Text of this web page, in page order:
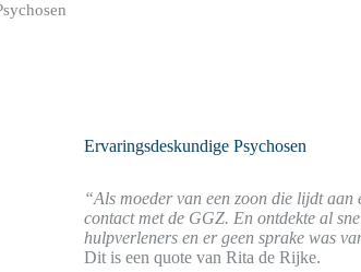
Ervaringsdeskundige Psychosen
“Als moeder van een zoon die lijdt
contact met de GGZ. En ontdekte al
hulpverleners en er geen sprake was
Dit is een quote van Rita de Rijke.